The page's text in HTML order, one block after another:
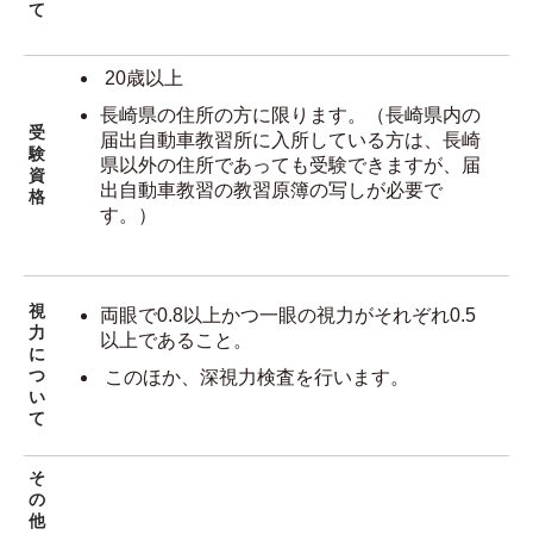
て
受
験
資
格
20歳以上
長崎県の住所の方に限ります。（長崎県内の
届出自動車教習所に入所している方は、長崎
県以外の住所であっても受験できますが、届
出自動車教習の教習原簿の写しが必要で
す。）
視
力
に
つ
い
て
両眼で0.8以上かつ一眼の視力がそれぞれ0.5
以上であること。
このほか、深視力検査を行います。
そ
の
他